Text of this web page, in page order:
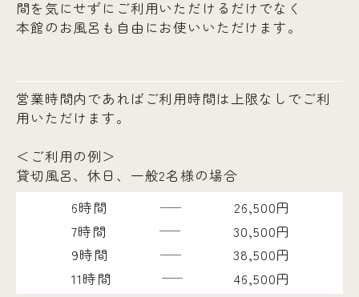
間を気にせずにご利用いただけるだけでなく
本館のお風呂も自由にお使いいただけます。
営業時間内であればご利用時間は上限なしでご利
用いただけます。
＜ご利用の例＞
貸切風呂、休日、一般2名様の場合
6時間
26,500円
7時間
30,500円
9時間
38,500円
11時間
46,500円